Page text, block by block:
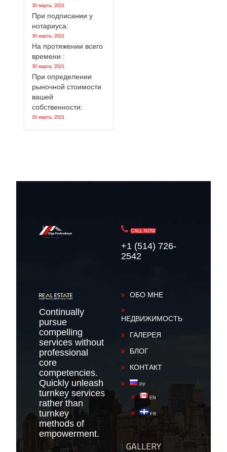
30 марта, 2021
При подписании у
нотариуса:
30 марта, 2021
На протяжении всего
времени :
30 марта, 2021
При определении
рыночной стоимости
вашей
собственности:
29 марта, 2021
CALL NOW
+1 (514) 726-
2542
Continually
pursue
compelling
services without
professional
core
competencies.
Quickly unleash
turnkey services
rather than
turnkey
methods of
empowerment.
ОБО МНЕ
НЕДВИЖИМОСТЬ
ГАЛЕРЕЯ
БЛОГ
КОНТАКТ
РУ
EN
FR
GALLERY